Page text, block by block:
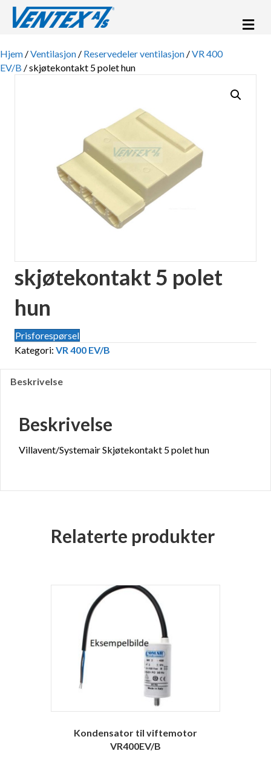
Hjem /Ventilasjon / Reservedeler ventilasjon /VR 400
EV/B / skjøtekontakt 5 polet hun
skjøtekontakt 5 polet
hun
Prisforespørsel
Kategori: VR 400 EV/B
Beskrivelse
Beskrivelse
Villavent/Systemair Skjøtekontakt 5 polet hun
Relaterte produkter
Kondensator til viftemotor
VR400EV/B